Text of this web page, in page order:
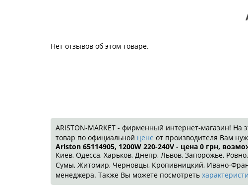
Нет отзывов об этом товаре.
ARISTON-MARKET - фирменный интернет-магазин! На
товар по официальной цене от производителя Вам
Ariston 65114905, 1200W 220-240V - цена 0 грн,
Киев, Одесса, Харьков, Днепр, Львов, Запорожье,
Сумы, Житомир, Черновцы, Кропивницкий, Ивано-
менеджера. Также Вы можете посмотреть